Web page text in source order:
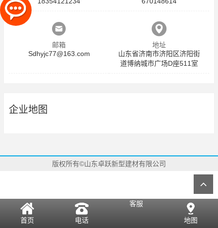
邮箱
Sdhyjc77@163.com
地址
山东省济南市济阳区济阳街
道博纳城市广场D座511室
企业地图
版权所有©山东卓跃新型建材有限公司
首页 电话
客服
地图